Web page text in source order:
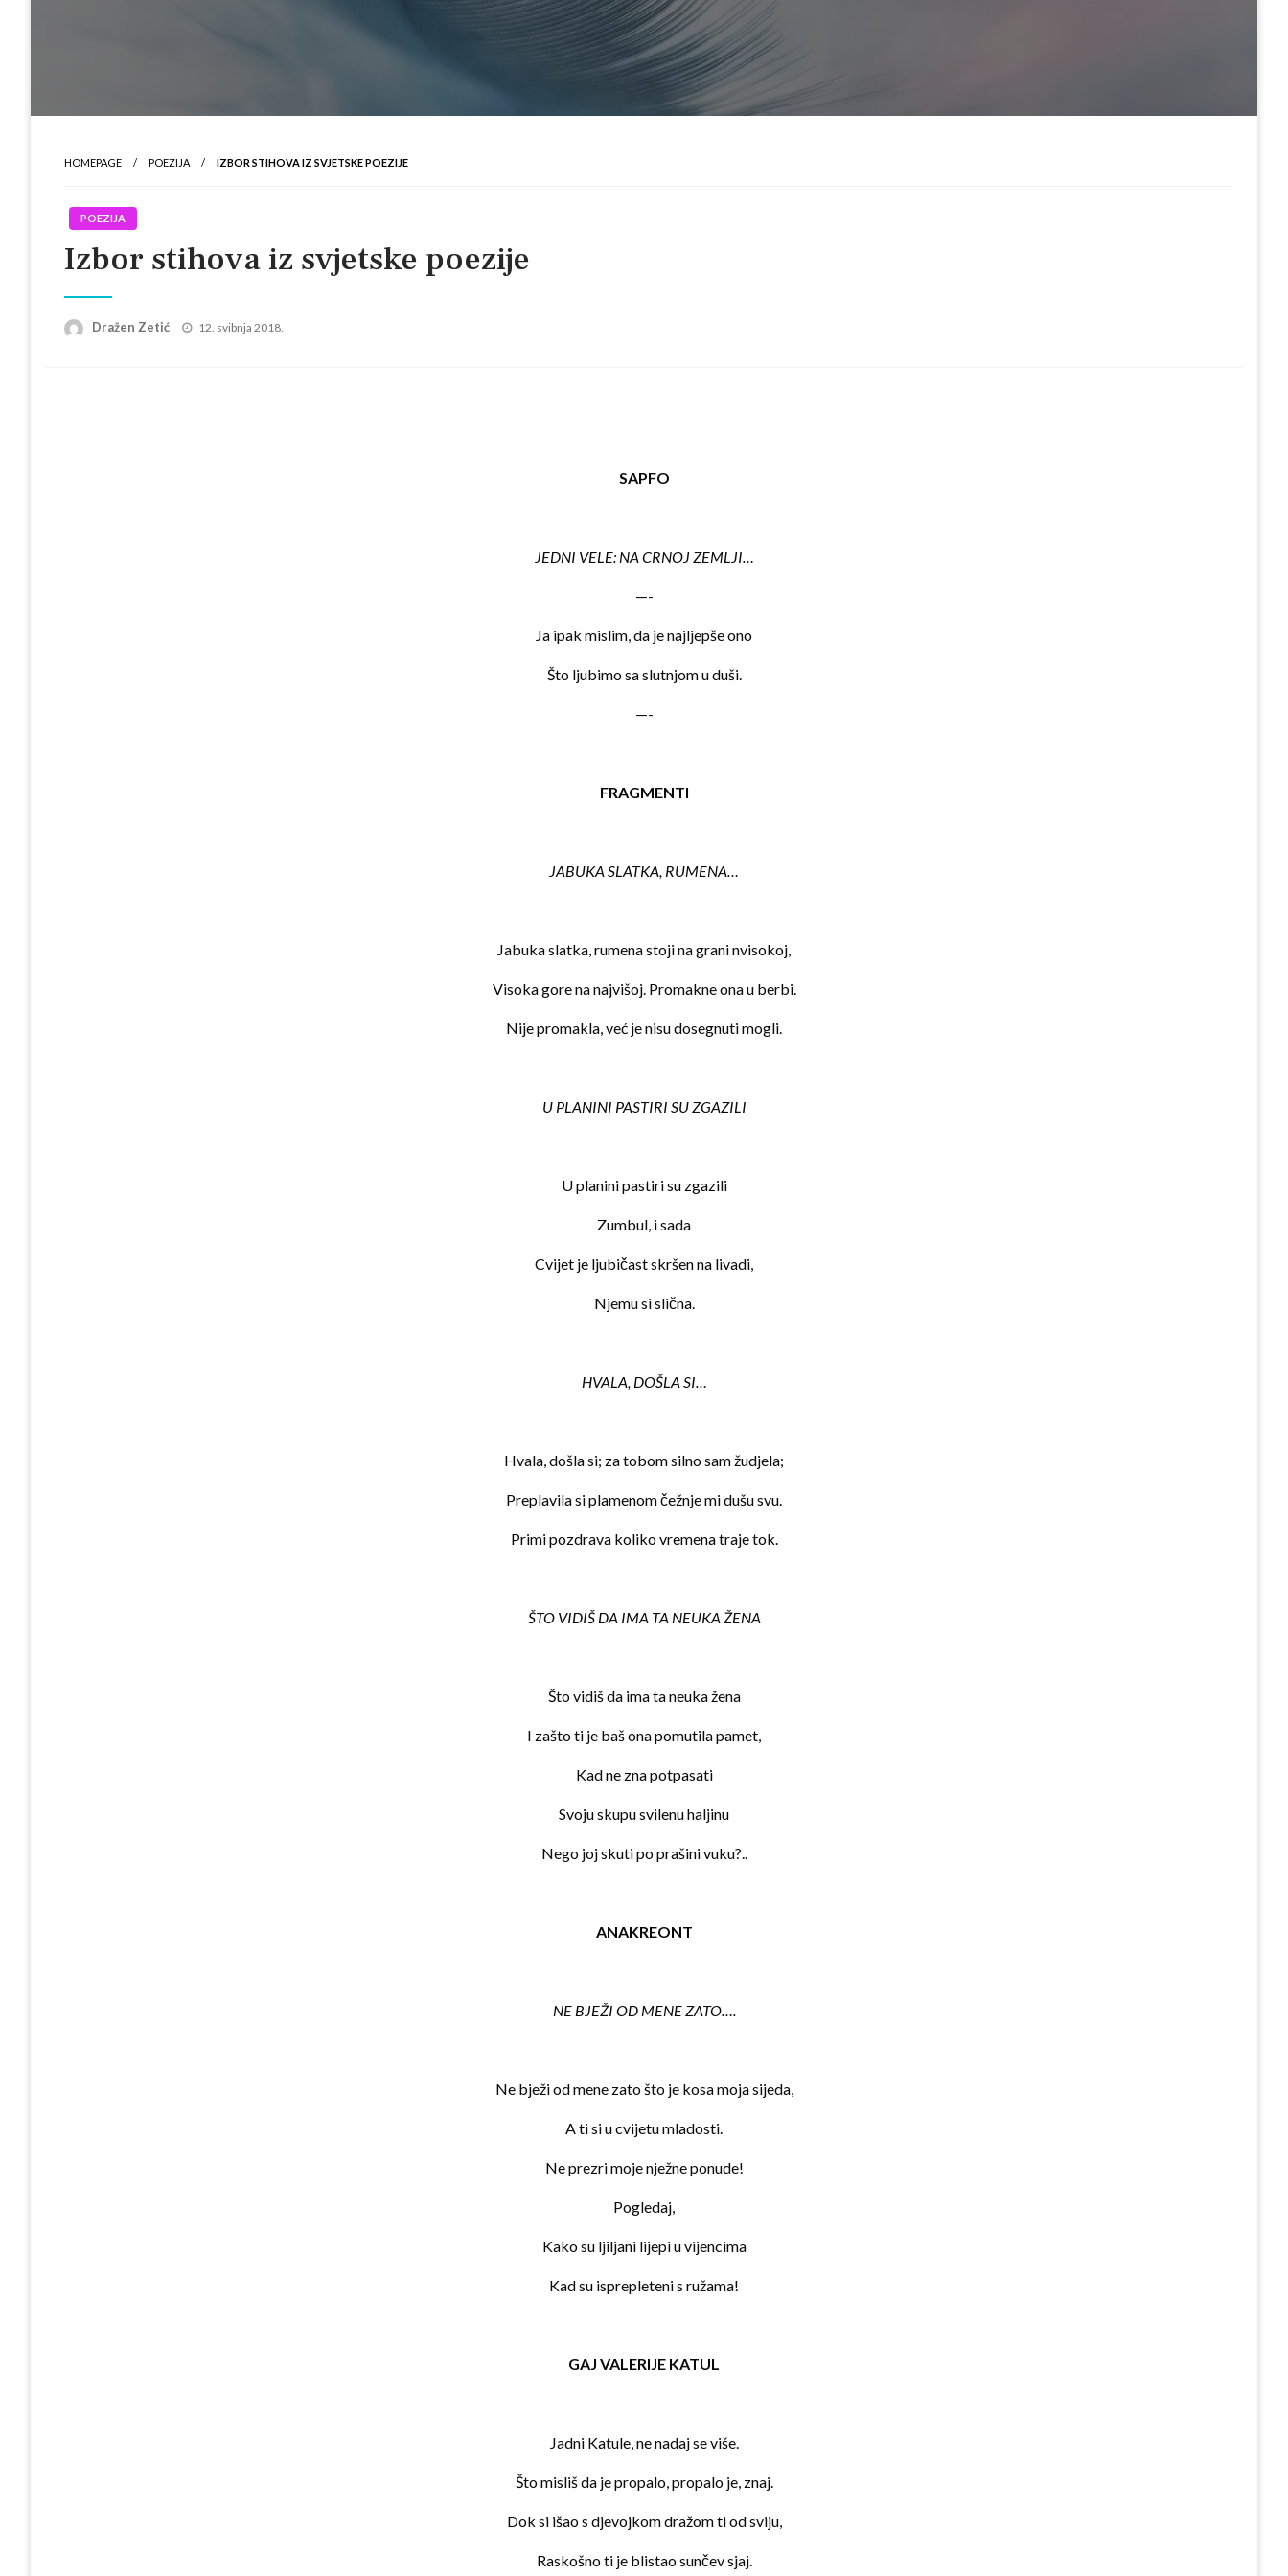
HOMEPAGE POEZIJA IZBOR STIHOVA IZ SVJETSKE POEZIJE
POEZIJA
Izbor stihova iz svjetske poezije
Dražen Zetić
Posted
12. svibnja 2018.
SAPFO
JEDNI VELE: NA CRNOJ ZEMLJI…
—-
Ja ipak mislim, da je najljepše ono
Što ljubimo sa slutnjom u duši.
—-
FRAGMENTI
JABUKA SLATKA, RUMENA…
Jabuka slatka, rumena stoji na grani nvisokoj,
Visoka gore na najvišoj. Promakne ona u berbi.
Nije promakla, već je nisu dosegnuti mogli.
U PLANINI PASTIRI SU ZGAZILI
U planini pastiri su zgazili
Zumbul, i sada
Cvijet je ljubičast skršen na livadi,
Njemu si slična.
HVALA, DOŠLA SI…
Hvala, došla si; za tobom silno sam žudjela;
Preplavila si plamenom čežnje mi dušu svu.
Primi pozdrava koliko vremena traje tok.
ŠTO VIDIŠ DA IMA TA NEUKA ŽENA
Što vidiš da ima ta neuka žena
I zašto ti je baš ona pomutila pamet,
Kad ne zna potpasati
Svoju skupu svilenu haljinu
Nego joj skuti po prašini vuku?..
ANAKREONT
NE BJEŽI OD MENE ZATO….
Ne bježi od mene zato što je kosa moja sijeda,
A ti si u cvijetu mladosti.
Ne prezri moje nježne ponude!
Pogledaj,
Kako su ljiljani lijepi u vijencima
Kad su isprepleteni s ružama!
GAJ VALERIJE KATUL
Jadni Katule, ne nadaj se više.
Što misliš da je propalo, propalo je, znaj.
Dok si išao s djevojkom dražom ti od sviju,
Raskošno ti je blistao sunčev sjaj.